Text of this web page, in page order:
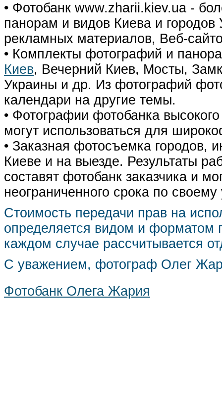
• Фотобанк www.zharii.kiev.ua -
панорам и видов Киева и городов
рекламных материалов, Веб-
• Комплекты фотографий и
Киев, Вечерний Киев, Мосты,
Украины и др. Из фотографий
календари на другие темы.
• Фотографии фотобанка
могут использоваться для
• Заказная фотосъемка городов,
Киеве и на выезде. Результаты
составят фотобанк заказчика и
неограниченного срока по
Стоимость передачи прав на
определяется видом и форматом
каждом случае рассчитывается
С уважением, фотограф Олег
Фотобанк Олега Жария